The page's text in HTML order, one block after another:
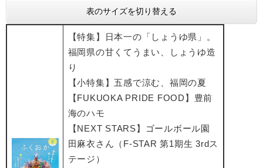
表のサイズを切り替える
【特集】日本一の「しょうゆ県」。
福岡県の甘くてうまい、しょうゆ造
り
【小特集】五感で涼む、福岡の夏
​【FUKUOKA PRIDE FOOD】豊前
海のハモ
​【NEXT STARS】ゴールボール園
田麻衣さん（F-STAR 第1期生 3rdス
テージ）